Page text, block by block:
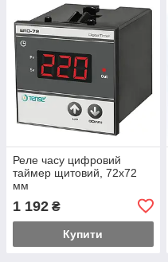
Реле часу цифровий
таймер щитовий, 72х72
мм
1 192 ₴
Купити